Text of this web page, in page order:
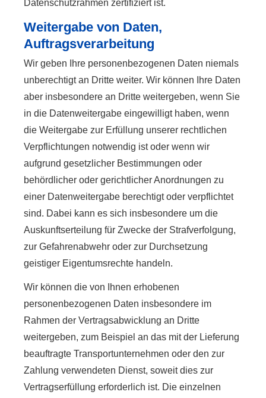
Datenschutzrahmen zertifiziert ist.
Weitergabe von Daten,
Auftragsverarbeitung
Wir geben Ihre personenbezogenen Daten niemals
unberechtigt an Dritte weiter. Wir können Ihre Daten
aber insbesondere an Dritte weitergeben, wenn Sie
in die Datenweitergabe eingewilligt haben, wenn
die Weitergabe zur Erfüllung unserer rechtlichen
Verpflichtungen notwendig ist oder wenn wir
aufgrund gesetzlicher Bestimmungen oder
behördlicher oder gerichtlicher Anordnungen zu
einer Datenweitergabe berechtigt oder verpflichtet
sind. Dabei kann es sich insbesondere um die
Auskunftserteilung für Zwecke der Strafverfolgung,
zur Gefahrenabwehr oder zur Durchsetzung
geistiger Eigentumsrechte handeln.
Wir können die von Ihnen erhobenen
personenbezogenen Daten insbesondere im
Rahmen der Vertragsabwicklung an Dritte
weitergeben, zum Beispiel an das mit der Lieferung
beauftragte Transportunternehmen oder den zur
Zahlung verwendeten Dienst, soweit dies zur
Vertragserfüllung erforderlich ist. Die einzelnen